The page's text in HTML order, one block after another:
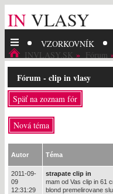
VZORKOVNÍK
IN VLASY
INVLASY.SK Fórum
Fórum - clip in vlasy
Späť na zoznam fór
Nová téma
Autor Téma
2011-09-
09
12:31:29
strapate clip in
mam od Vas clip in 61
blond premelirovane